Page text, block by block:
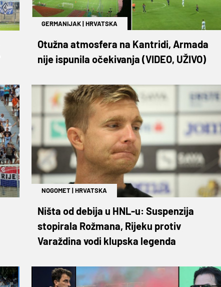
GERMANIJAK|HRVATSKA
Otužna atmosfera na Kantridi, Armada
nije ispunila očekivanja (VIDEO, UŽIVO)
NOGOMET|HRVATSKA
Ništa od debija u HNL-u: Suspenzija
stopirala Rožmana, Rijeku protiv
Varaždina vodi klupska legenda